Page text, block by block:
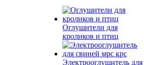
Оглушители для
кроликов и птиц
Электрооглушитель для